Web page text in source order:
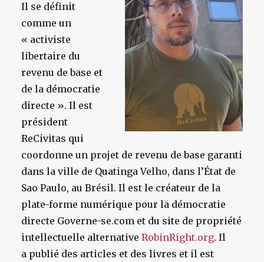
Il se définit
comme un
« activiste
libertaire du
revenu de base et
de la démocratie
directe ». Il est
président
ReCivitas qui
coordonne un projet de revenu de base garanti
dans la ville de Quatinga Velho, dans l’État de
Sao Paulo, au Brésil. Il est le créateur de la
plate-forme numérique pour la démocratie
directe Governe-se.com et du site de propriété
intellectuelle alternative RobinRight.org. Il
a publié des articles et des livres et il est